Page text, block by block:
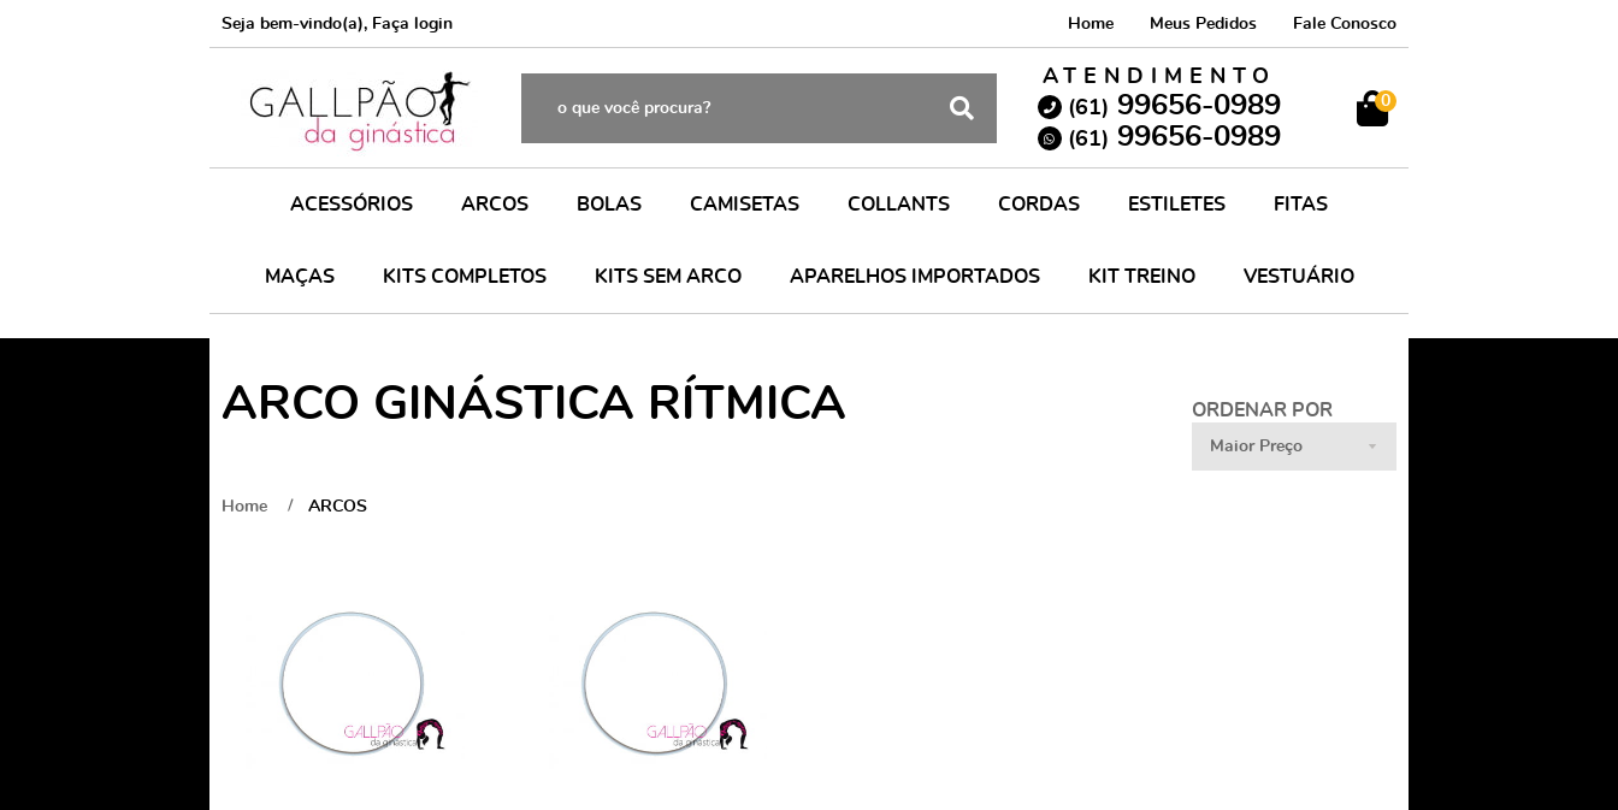
Seja bem-vindo(a), Faça login Home Meus Pedidos Fale Conosco
ATENDIMENTO
(61) 99656-0989
(61) 99656-0989
0
ACESSÓRIOS ARCOS BOLAS CAMISETAS COLLANTS CORDAS ESTILETES FITAS
MAÇAS KITS COMPLETOS KITS SEM ARCO APARELHOS IMPORTADOS KIT TREINO VESTUÁRIO
ARCO GINÁSTICA RÍTMICA
Home ARCOS
ORDENAR POR
Maior Preço